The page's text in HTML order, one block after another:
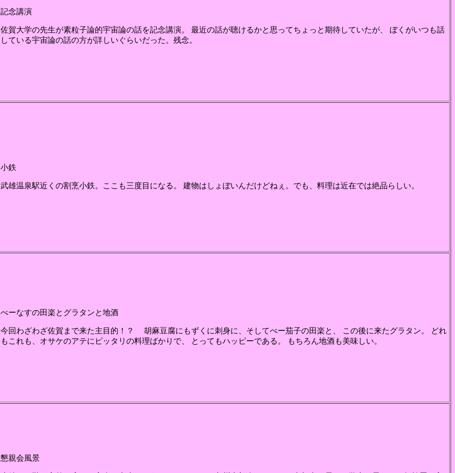
記念講演
佐賀大学の先生が素粒子論的宇宙論の話を記念講演。 最近の話が聴けるかと思ってちょっと期待していたが、 ぼくがいつも話
している宇宙論の話の方が詳しいぐらいだった。残念。
小鉄
武雄温泉駅近くの割烹小鉄。ここも三度目になる。 建物はしょぼいんだけどねぇ。でも、料理は近在では絶品らしい。
べーなすの田楽とグラタンと地酒
今回わざわざ佐賀まで来た主目的！？ 胡麻豆腐にもずくに刺身に、そしてべー茄子の田楽と、 この後に来たグラタン。 どれ
もこれも、オサケのアテにピッタリの料理ばかりで、 とってもハッピーである。 もちろん地酒も美味しい。
懇親会風景